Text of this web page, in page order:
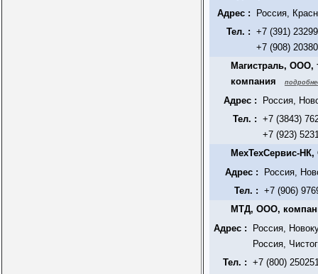
Адрес :
Россия,
Тел. : +7 (391)
+7 (908)
Магистраль, ООО,
компания
Адрес :
Россия,
Тел. : +7 (3843)
+7 (923)
МехТехСервис-
Адрес :
Россия,
Тел. : +7 (906)
МТД, ООО,
Адрес :
Россия,
Россия,
Тел. : +7 (800)